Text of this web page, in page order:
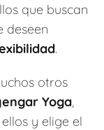
que buscan
deseen
.
otros
Yoga,
y elige el